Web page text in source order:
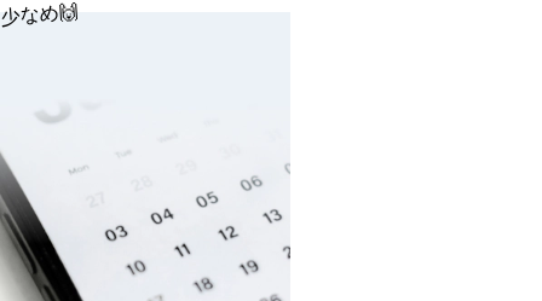
少なめ🙌